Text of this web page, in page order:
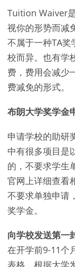
Tuition Waiver
视你的形势而减
不属于一种TA
校而异。也有学
费，费用会减少
费减免的形式。
布朗大学奖学金
申请学校的助研
中有很多项目是
的，不要求学生
官网上详细查看
不要求单独申请
奖学金。
向学校发送第一
在开学前9-11个
表格，根据大学